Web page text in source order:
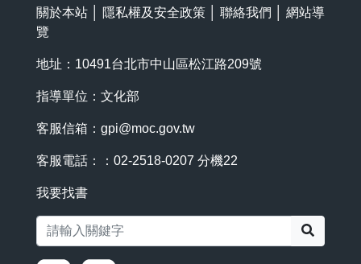
關於本站 隱私權及安全政策 聯絡我們
網站導
覽
地址：10491台北市中山區松江路209號
指導單位：文化部
客服信箱： gpi@moc.gov.tw
客服電話：：02-2518-0207 分機22
我要找書